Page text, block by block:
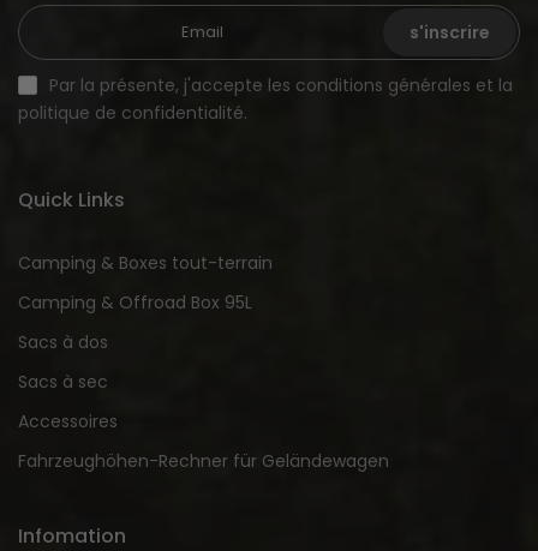
s'inscrire
Par la présente, j'accepte les conditions générales et la
politique de confidentialité.
Quick Links
Camping & Boxes tout-terrain
Camping & Offroad Box 95L
Sacs à dos
Sacs à sec
Accessoires
Fahrzeughöhen-Rechner für Geländewagen
Infomation